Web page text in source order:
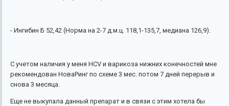
- Ингибин Б 52,42 (Норма на 2-7 д.м.ц. 118,1-135,7, медиана 126,9).
С учетом наличия у меня HCV и варикоза нижних конечностей мне
рекомендован НоваРинг по схеме 3 мес. потом 7 дней перерыв и
снова 3 месяца.
Еще не выкупала данный препарат и в связи с этим хотела бы